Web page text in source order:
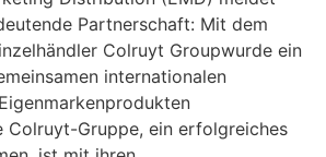
Partnerschaft: Mit dem
Colruyt Groupwurde ein
internationalen
Colruyt-Gruppe, ein erfolgreiches